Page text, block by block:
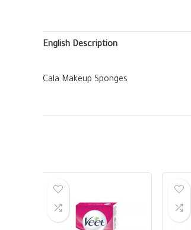
English Description
Cala Makeup Sponges